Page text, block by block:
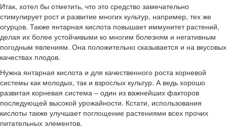
Итак, хотел бы отметить, что это средство замечательно
стимулирует рост и развитие многих культур, например, тех же
огурцов. Также янтарная кислота повышает иммунитет растений,
делая их более устойчивыми ко многим болезням и негативным
погодным явлениям. Она положительно сказывается и на вкусовых
качествах плодов.
Нужна янтарная кислота и для качественного роста корневой
системы как молодых, так и взрослых культур. А ведь хорошо
развитая корневая система ‒ один из важнейших факторов
последующей высокой урожайности. Кстати, использования
кислоты также улучшает поглощение растениями всех прочих
питательных элементов.